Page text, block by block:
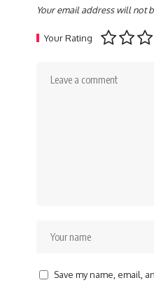
Your email address will not
Your Rating
Save my name, email,